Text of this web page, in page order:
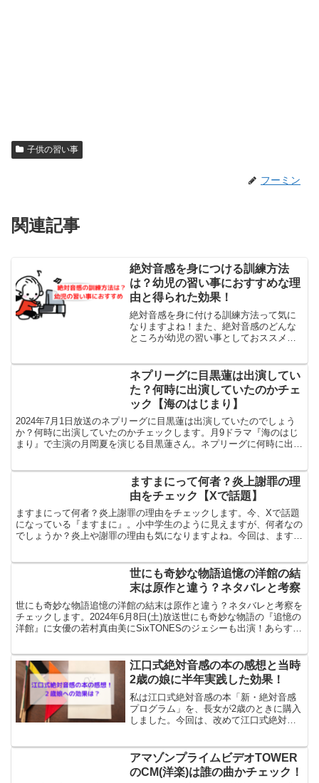
子供の習い事
フーミン
関連記事
絶対音感を身につける訓練方法
は？幼児の習い事におすすめな理
由と得られた効果！
絶対音感を身に付ける訓練方法って気に
なりますよね！また、絶対音感のどんな
ところが幼児の習い事としておススメだ
まえて、絶対音感の訓練方法、子供の習
い事におすすめな理由と効...
ネプリーグに目黒蓮は出演してい
た？何時に出演していたのかチェ
ック【海のはじまり】
2024年7月1日放送のネプリーグに目黒蓮は出演していたのでしょう
か？何時に出演していたのかチェックします。月9ドラマ『海のはじ
まり』で主演の月岡夏を演じる目黒蓮さん。ネプリーグに何時に出演
ますまにって何者？炎上謝罪の理
由をチェック【Xで話題】
ますまにって何者？炎上謝罪の理由をチェックします。今、Xで話題
になっている『ますまに』。小中学生のように見えますが、何者なの
でしょうか？炎上や謝罪の理由も気になりますよね。今回は、ますま
世にも奇妙な物語追憶の洋館の結
末は原作と違う？ネタバレと考察
世にも奇妙な物語追憶の洋館の結末は原作と違う？ネタバレと考察を
チェックします。2024年6月8日(土)放送世にも奇妙な物語の『追憶の
洋館』に女優の若村真由美にSixTONESのジェシーも出演！あらすじ
江口式絶対音感の本の感想と当時
2歳の娘に半年実践した効果！
私は江口式絶対音感の本「新・絶対音感
プログラム」を、長女が2歳のときに購入
しました。今回は、改めて江口式絶対音
ます。私は、ピアノ習っていたけど絶対
音感をもっていません...
アマゾンプライムビデオTOWER
のCM(洋楽)は誰の曲かチェック！